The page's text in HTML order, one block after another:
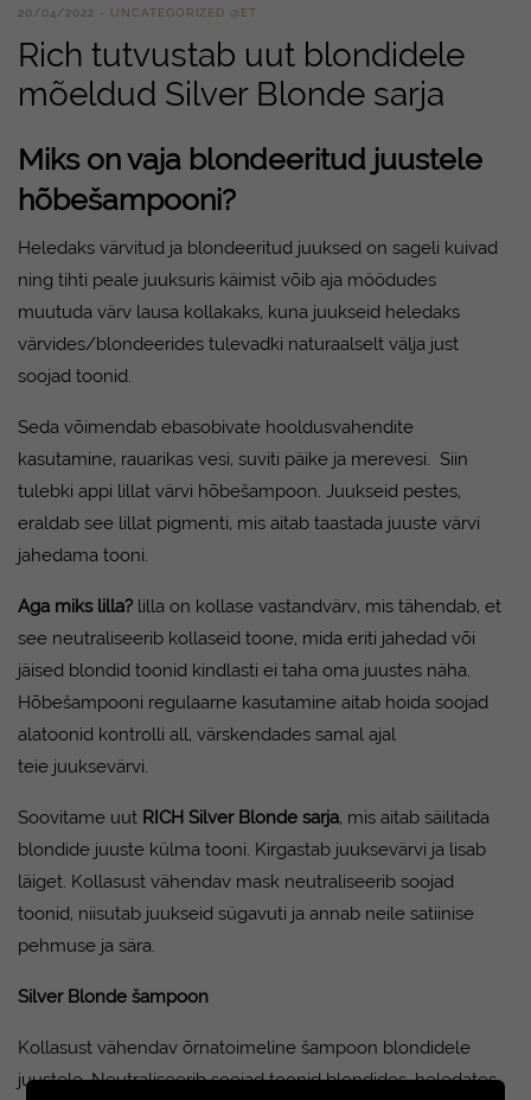
20/04/2022 UNCATEGORIZED @ET
Rich tutvustab uut blondidele
mõeldud Silver Blonde sarja
Miks on vaja blondeeritud juustele
hõbešampooni?
Heledaks värvitud ja blondeeritud juuksed on sageli kuivad
ning tihti peale juuksuris käimist võib aja möödudes
muutuda värv lausa kollakaks, kuna juukseid heledaks
värvides/blondeerides tulevadki naturaalselt välja just
soojad toonid.
Seda võimendab ebasobivate hooldusvahendite
kasutamine, rauarikas vesi, suviti päike ja merevesi. Siin
tulebki appi lillat värvi hõbešampoon. Juukseid pestes,
eraldab see lillat pigmenti, mis aitab taastada juuste värvi
jahedama tooni.
Aga miks lilla? lilla on kollase vastandvärv, mis tähendab, et
see neutraliseerib kollaseid toone, mida eriti jahedad või
jäised blondid toonid kindlasti ei taha oma juustes näha.
Hõbešampooni regulaarne kasutamine aitab hoida soojad
alatoonid kontrolli all, värskendades samal ajal
teie juuksevärvi.
Soovitame uut RICH Silver Blonde sarja, mis aitab säilitada
blondide juuste külma tooni. Kirgastab juuksevärvi ja lisab
läiget. Kollasust vähendav mask neutraliseerib soojad
toonid, niisutab juukseid sügavuti ja annab neile satiinise
pehmuse ja sära.
Silver Blonde šampoon
Kollasust vähendav õrnatoimeline šampoon blondidele
juustele. Neutraliseerib soojad toonid blondides, heledates